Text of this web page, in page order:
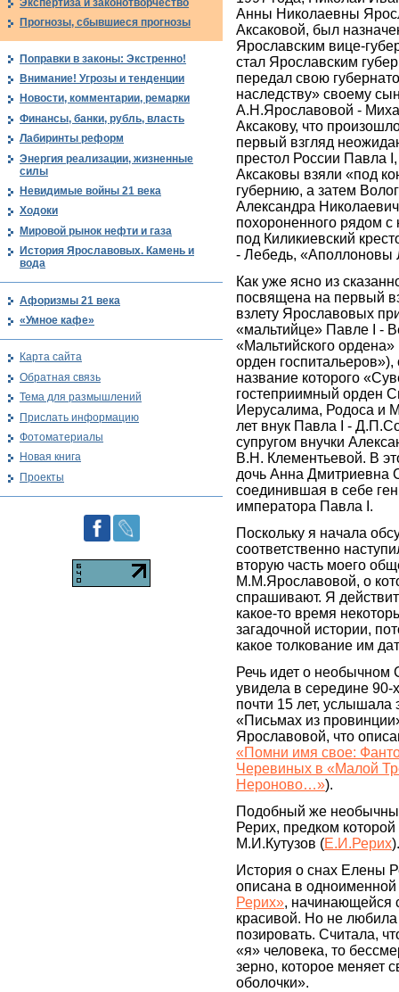
Анны Николаевны
Аксаковой, был
Ярославским вице-
стал Ярославским
передал свою
наследству» своему
А.Н.Ярославовой -
Аксакову, что
первый взгляд
престол России Павла
Аксаковы взяли «под
губернию, а затем
Александра
похороненного рядом с
под Киликиевский
- Лебедь, «Аполлоновы
Как уже ясно из
посвящена на первый
взлету Ярославовых
«мальтийце» Павле I -
«Мальтийского
орден
название которого
гостеприимный орден
Иерусалима, Родоса и
лет внук Павла I -
супругом внучки
В.Н. Клементьевой. В
дочь Анна Дмитриевна
соединившая в себе
императора Павла I.
Поскольку я начала
соответственно
вторую часть моего
М.М.Ярославовой, о
спрашивают. Я
какое-то время
загадочной истории,
какое толкование им
Речь идет о необычном
увидела в середине 90-
почти 15 лет, услышала
«Письмах из
Ярославовой, что
«Помни имя свое:
Черевиных в «Малой
Нероново…»).
Подобный же
Рерих, предком
М.И.Кутузов (Е.И.Рерих).
История о снах Елены
описана в
Рерих», начинающейся
красивой. Но не
позировать. Считала,
«я» человека, то
зерно, которое меняет
оболочки».
Экспертиза и законотворчество
Прогнозы, сбывшиеся прогнозы
Поправки в законы: Экстренно!
Внимание! Угрозы и тенденции
Новости, комментарии, ремарки
Финансы, банки, рубль, власть
Лабиринты реформ
Энергия реализации, жизненные
силы
Невидимые войны 21 века
Ходоки
Мировой рынок нефти и газа
История Ярославовых. Камень и
вода
Афоризмы 21 века
«Умное кафе»
Карта сайта
Обратная связь
Тема для размышлений
Прислать информацию
Фотоматериалы
Новая книга
Проекты